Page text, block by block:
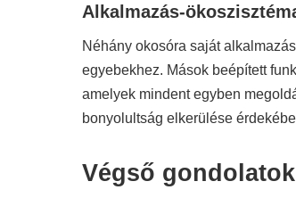
Alkalmazás-
Néhány okosóra saját
egyebekhez. Mások beépített
amelyek mindent egyben
bonyolultság elkerülése
Végső gondolatok